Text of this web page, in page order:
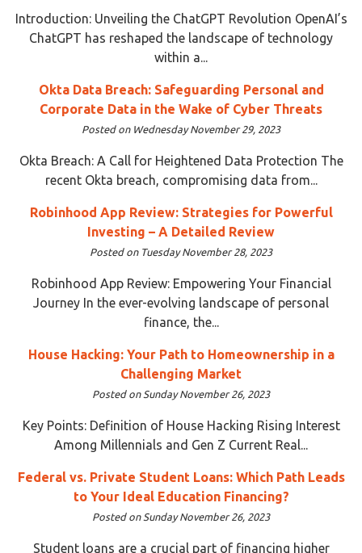
Introduction: Unveiling the ChatGPT Revolution OpenAI’s
ChatGPT has reshaped the landscape of technology
within a...
Okta Data Breach: Safeguarding Personal and
Corporate Data in the Wake of Cyber Threats
Posted on Wednesday November 29, 2023
Okta Breach: A Call for Heightened Data Protection The
recent Okta breach, compromising data from...
Robinhood App Review: Strategies for Powerful
Investing – A Detailed Review
Posted on Tuesday November 28, 2023
Robinhood App Review: Empowering Your Financial
Journey In the ever-evolving landscape of personal
finance, the...
House Hacking: Your Path to Homeownership in a
Challenging Market
Posted on Sunday November 26, 2023
Key Points: Definition of House Hacking Rising Interest
Among Millennials and Gen Z Current Real...
Federal vs. Private Student Loans: Which Path Leads
to Your Ideal Education Financing?
Posted on Sunday November 26, 2023
Student loans are a crucial part of financing higher